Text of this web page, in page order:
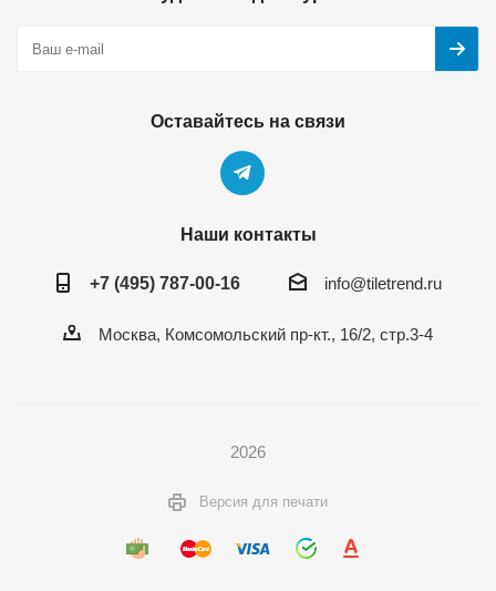
Оставайтесь на связи
Наши контакты
+7 (495) 787-00-16 info@tiletrend.ru
Москва, Комсомольский пр-кт., 16/2, стр.3-4
2026
Версия для печати